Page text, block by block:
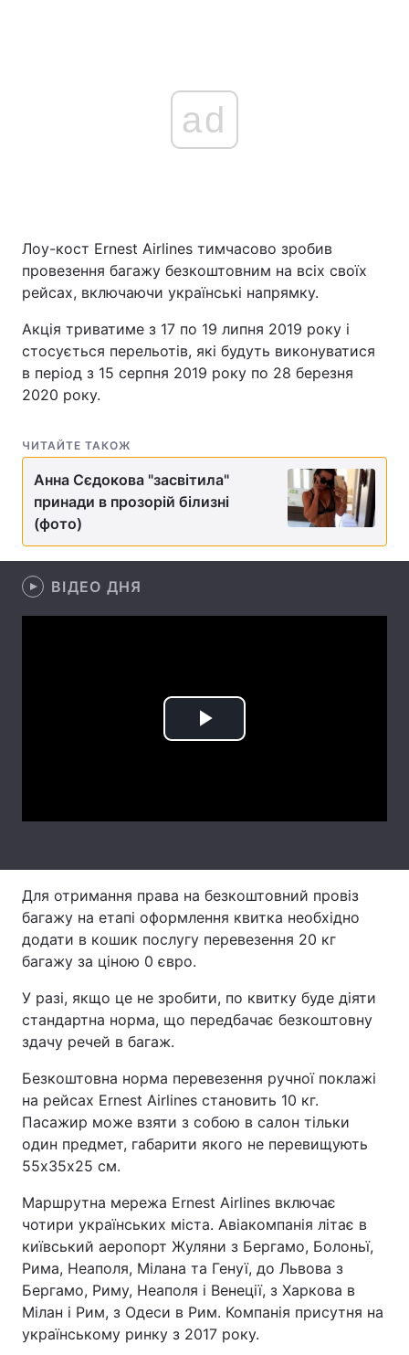
Україна Політика
Економіка Світ
Спорт Наука
Техно і зв'язок
Зброя
Здоров'я
Цікавинки Погода
Екологія
Вакансії
Тема оформлення
ad
Лоу-кост Ernest Airlines тимчасово зробив
провезення багажу безкоштовним на всіх своїх
рейсах, включаючи українські напрямку.
Акція триватиме з 17 по 19 липня 2019 року і
стосується перельотів, які будуть виконуватися
в період з 15 серпня 2019 року по 28 березня
2020 року.
ЧИТАЙТЕ ТАКОЖ
Анна Сєдокова "засвітила"
принади в прозорій білизні
(фото)
ВІДЕО ДНЯ
Play
Для отримання права на безкоштовний провіз
багажу на етапі оформлення квитка необхідно
додати в кошик послугу перевезення 20 кг
багажу за ціною 0 євро.
У разі, якщо це не зробити, по квитку буде діяти
стандартна норма, що передбачає безкоштовну
здачу речей в багаж.
Безкоштовна норма перевезення ручної поклажі
на рейсах Ernest Airlines становить 10 кг.
Пасажир може взяти з собою в салон тільки
один предмет, габарити якого не перевищують
55х35х25 см.
Маршрутна мережа Ernest Airlines включає
чотири українських міста. Авіакомпанія літає в
київський аеропорт Жуляни з Бергамо, Болоньї,
Рима, Неаполя, Мілана та Генуї, до Львова з
Бергамо, Риму, Неаполя і Венеції, з Харкова в
Мілан і Рим, з Одеси в Рим. Компанія присутня на
українському ринку з 2017 року.